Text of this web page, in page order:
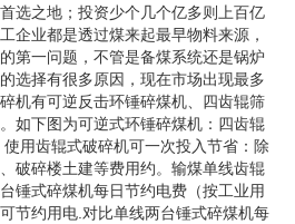
选之地；投资少个几个亿多则上百亿
企业都是透过煤来起最早物料来源，
第一问题，不管是备煤系统还是锅炉
选择有很多原因，现在市场出现最多
机有可逆反击环锤碎煤机、四齿辊筛
如下图为可逆式环锤碎煤机：四齿辊
用齿辊式破碎机可一次投入节省：除
破碎楼土建等费用约。输煤单线齿辊
锤式碎煤机每日节约电费（按工业用
节约用电.对比单线两台锤式碎煤机每